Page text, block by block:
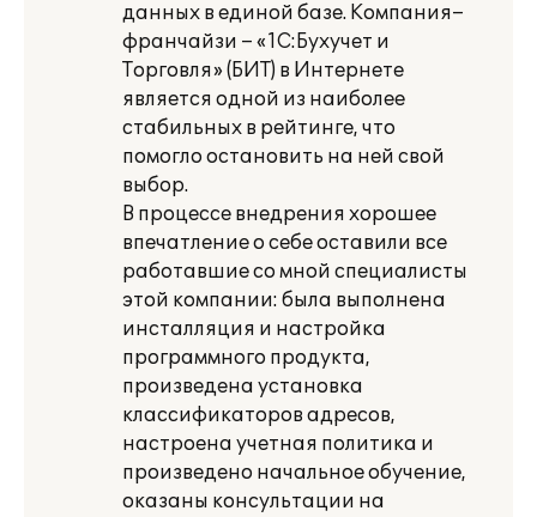
данных в единой базе. Компания–
франчайзи – «1С:Бухучет и
Торговля» (БИТ) в Интернете
является одной из наиболее
стабильных в рейтинге, что
помогло остановить на ней свой
выбор.
В процессе внедрения хорошее
впечатление о себе оставили все
работавшие со мной специалисты
этой компании: была выполнена
инсталляция и настройка
программного продукта,
произведена установка
классификаторов адресов,
настроена учетная политика и
произведено начальное обучение,
оказаны консультации на